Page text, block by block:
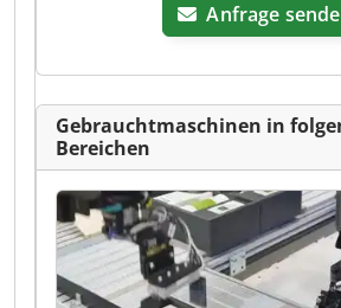
Anfrage
Gebrauchtmaschinen in
Bereichen